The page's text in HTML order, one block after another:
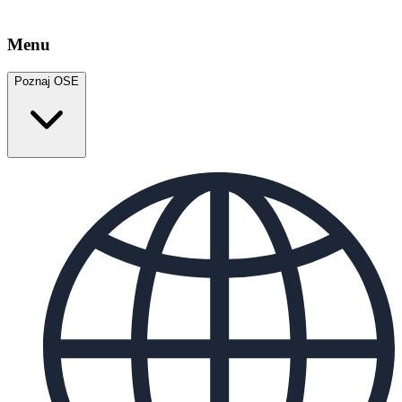
Menu
Poznaj OSE